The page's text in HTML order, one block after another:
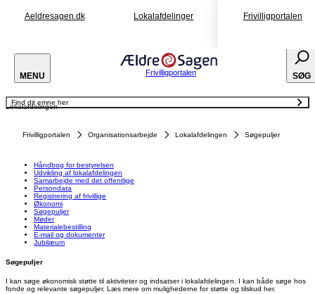
Aeldresagen.dk Lokalafdelinger Frivilligportalen
MENU Frivilligportalen SØG
Lokalafdelingen
Find dit emne her
Håndbog for bestyrelsen
Persondata
Møder
Materialebestilling
E-mail og dokumenter
Jubilæum
Frivilligportalen Organisationsarbejde Lokalafdelingen Søgepuljer
Håndbog for bestyrelsen
Udvikling af lokalafdelingen
Samarbejde med det offentlige
Persondata
Registrering af frivillige
Økonomi
Søgepuljer
Møder
Materialebestilling
E-mail og dokumenter
Jubilæum
Søgepuljer
I kan søge økonomisk støtte til aktiviteter og indsatser i lokalafdelingen. I kan både søge hos
fonde og relevante søgepuljer. Læs mere om mulighederne for støtte og tilskud her.